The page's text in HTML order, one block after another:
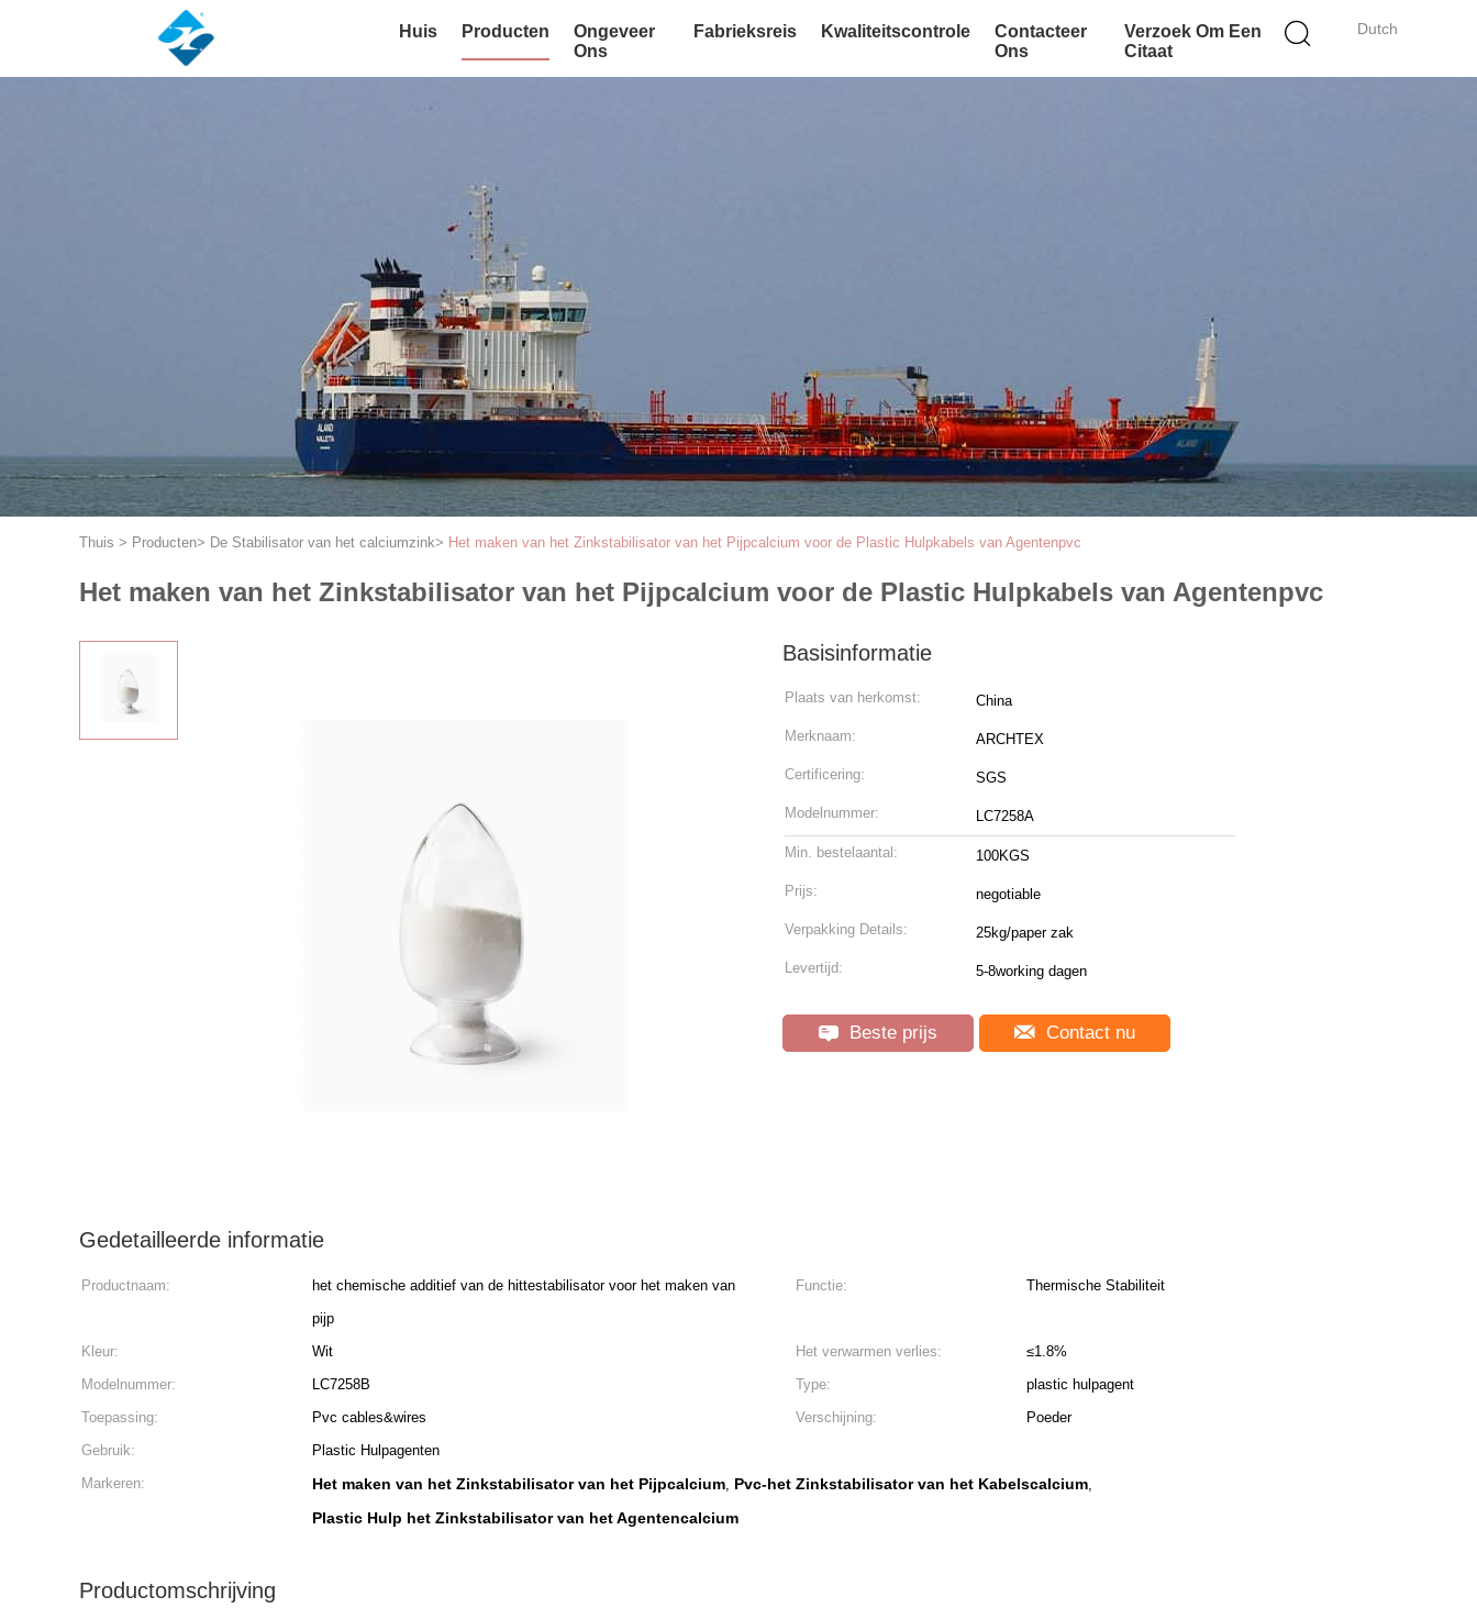
Dutch
Huis Producten
Ongeveer
Ons
Fabrieksreis Kwaliteitscontrole
Contacteer
Ons
Verzoek Om Een
Citaat
Thuis > Producten> De Stabilisator van het calciumzink> Het maken van het Zinkstabilisator van het Pijpcalcium voor de Plastic Hulpkabels van Agentenpvc
Het maken van het Zinkstabilisator van het Pijpcalcium voor de Plastic Hulpkabels van Agentenpvc
Basisinformatie
Plaats van herkomst: China
Merknaam: ARCHTEX
Certificering: SGS
Modelnummer: LC7258A
Min. bestelaantal: 100KGS
Prijs: negotiable
Verpakking Details: 25kg/paper zak
Levertijd: 5-8working dagen
Beste prijs Contact nu
Gedetailleerde informatie
Productnaam:
het chemische additief van de hittestabilisator voor het maken van
pijp
Functie: Thermische Stabiliteit
Kleur: Wit Het verwarmen verlies:
≤1.8%
Modelnummer:
LC7258B Type:
plastic hulpagent
Toepassing:
Pvc cables&wires Verschijning:
Poeder
Gebruik:
Plastic Hulpagenten
Markeren:
Het maken van het Zinkstabilisator van het Pijpcalcium, Pvc-het Zinkstabilisator van het Kabelscalcium,
Plastic Hulp het Zinkstabilisator van het Agentencalcium
Productomschrijving